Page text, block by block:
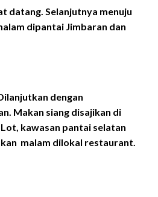
datang. Selanjutnya menuju
dipantai Jimbaran dan
dengan
Makan siang disajikan di
kawasan pantai selatan
malam dilokal restaurant.